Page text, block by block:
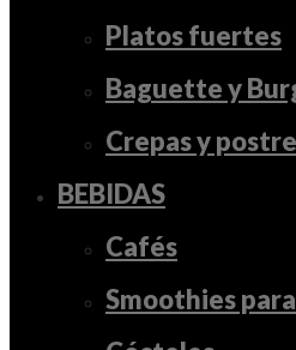
Platos fuertes
Baguette y
Crepas y
BEBIDAS
Cafés
Smoothies